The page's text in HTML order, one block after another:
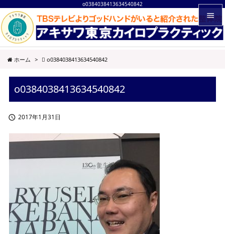
o0384038413634540842


メニュ
ホーム > o0384038413634540842
o0384038413634540842
 2017年1月31日